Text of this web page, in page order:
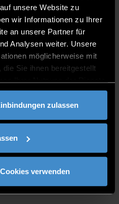
unsere Website zu
wir Informationen zu Ihrer
an unsere Partner für
Analysen weiter. Unsere
möglicherweise mit
Sie ihnen bereitgestellt
zulassen
verwenden
8am - 1pm